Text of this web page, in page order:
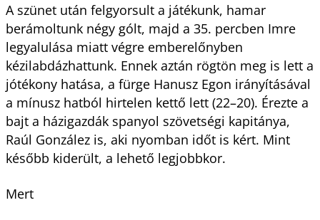
A szünet után felgyorsult a játékunk, hamar
berámoltunk négy gólt, majd a 35. percben Imre
legyalulása miatt végre emberelőnyben
kézilabdázhattunk. Ennek aztán rögtön meg is lett a
jótékony hatása, a fürge Hanusz Egon irányításával
a mínusz hatból hirtelen kettő lett (22–20). Érezte a
bajt a házigazdák spanyol szövetségi kapitánya,
Raúl González is, aki nyomban időt is kért. Mint
később kiderült, a lehető legjobbkor.
Mert